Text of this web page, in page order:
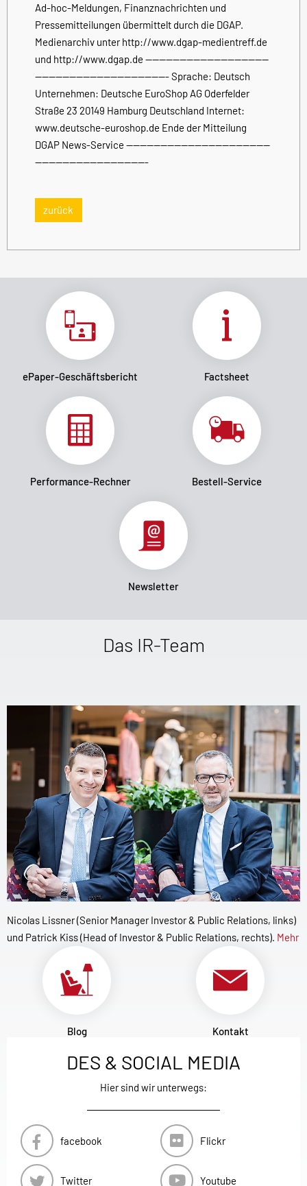
Ad-hoc-Meldungen, Finanznachrichten und
Pressemitteilungen übermittelt durch die DGAP.
Medienarchiv unter http://www.dgap-medientreff.de
und http://www.dgap.de ------------------------------------
--------------------------------------- Sprache: Deutsch
Unternehmen: Deutsche EuroShop AG Oderfelder
Straße 23 20149 Hamburg Deutschland Internet:
www.deutsche-euroshop.de Ende der Mitteilung
DGAP News-Service ------------------------------------------
---------------------------------
zurück
ePaper-Geschäftsbericht Factsheet
Performance-Rechner Bestell-Service
Newsletter
Das IR-Team
Nicolas Lissner (Senior Manager Investor & Public Relations, links)
und Patrick Kiss (Head of Investor & Public Relations, rechts). Mehr
Blog Kontakt
DES & SOCIAL MEDIA
Hier sind wir unterwegs:
facebook
Twitter
Flickr
Youtube